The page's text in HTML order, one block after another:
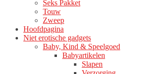
Seks Pakket
Touw
Zweep
Hoofdpagina
Niet erotische gadgets
Baby, Kind & Speelgoed
Babyartikelen
Slapen